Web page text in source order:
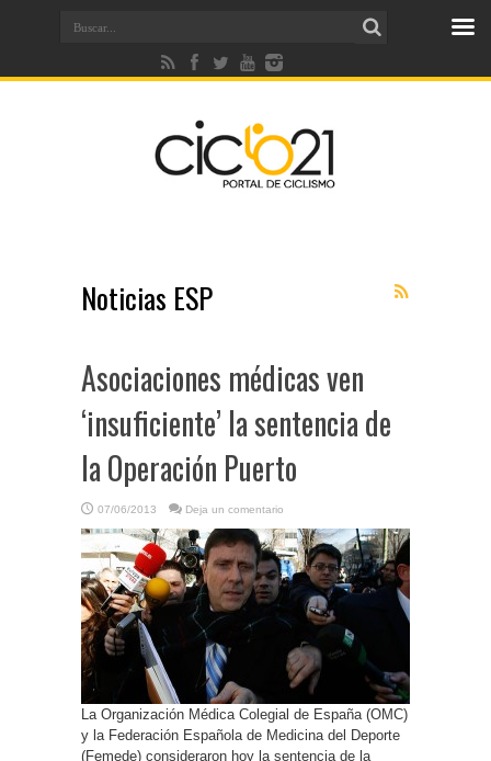
Noticias ESP
Asociaciones médicas ven
‘insuficiente’ la sentencia de
la Operación Puerto
07/06/2013 Deja un comentario
La Organización Médica Colegial de España (OMC)
y la Federación Española de Medicina del Deporte
(Femede) consideraron hoy la sentencia de la